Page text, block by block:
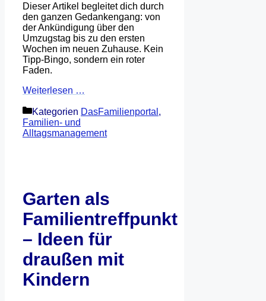
Dieser Artikel begleitet dich durch
den ganzen Gedankengang: von
der Ankündigung über den
Umzugstag bis zu den ersten
Wochen im neuen Zuhause. Kein
Tipp-Bingo, sondern ein roter
Faden.
Weiterlesen …
Kategorien DasFamilienportal ,
Familien- und
Alltagsmanagement
Garten als
Familientreffpunkt
– Ideen für
draußen mit
Kindern